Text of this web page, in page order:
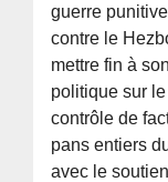
guerre
contre le
mettre fin à
politique sur
contrôle de
pans entiers
avec le